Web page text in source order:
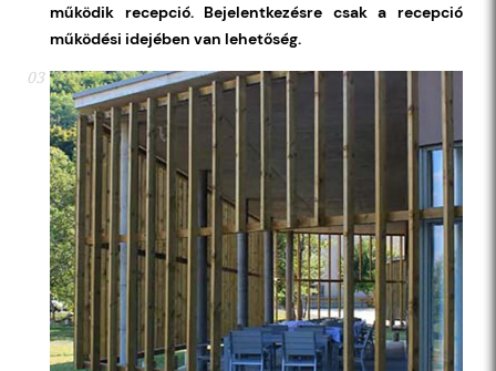
működik recepció. Bejelentkezésre csak a recepció
működési idejében van lehetőség.
03